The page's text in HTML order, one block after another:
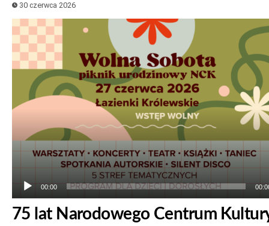
30 czerwca 2026
Odtwarzacz
plików
dźwiękowych
00:00
75 lat Narodowego Centrum